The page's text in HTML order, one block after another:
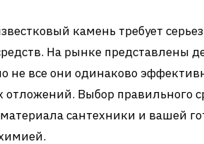
камень требует
На рынке представлены
не все они одинаково
Выбор правильного
сантехники и вашей